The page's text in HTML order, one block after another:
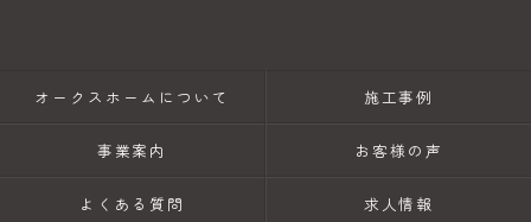
オークスホームについて 施工事例
事業案内 お客様の声
よくある質問 求人情報